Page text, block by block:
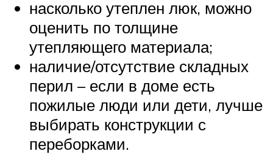
насколько утеплен люк, можно
оценить по толщине
утепляющего материала;
наличие/отсутствие складных
перил – если в доме есть
пожилые люди или дети, лучше
выбирать конструкции с
переборками.